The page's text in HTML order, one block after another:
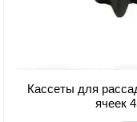
Кассеты для
ячеек